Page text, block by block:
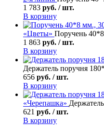
1 783 руб. / шт.
В корзину
«Цветы» Поручень
1 863 руб. / шт.
В корзину
Держатель поручня
656 руб. / шт.
В корзину
«Черепашка»
621 руб. / шт.
В корзину